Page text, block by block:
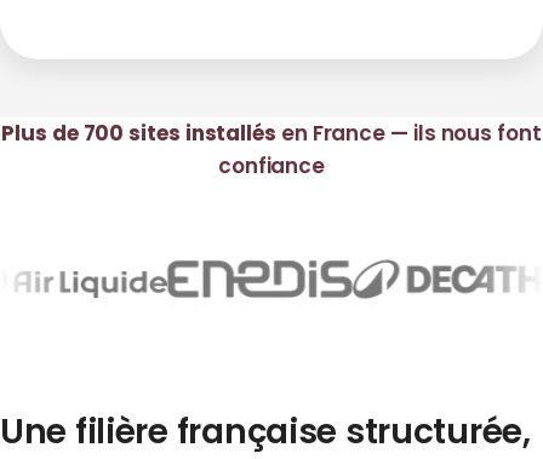
Plus de 700 sites installés en France — ils nous font
confiance
Une filière française structurée,